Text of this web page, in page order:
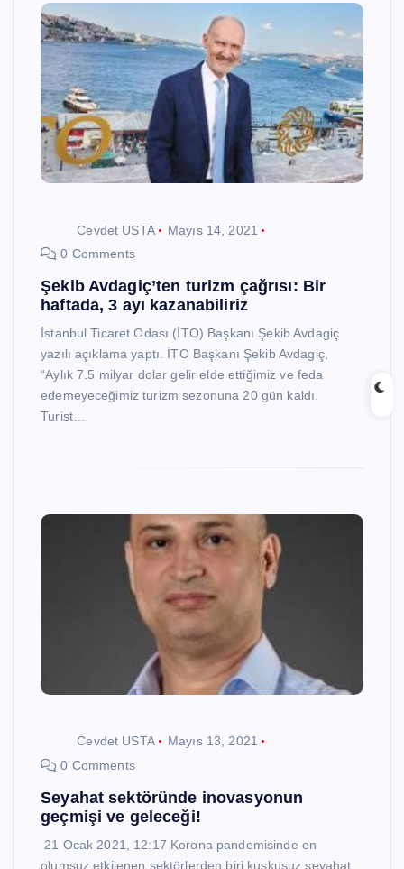
Cevdet USTA
Mayıs 14, 2021
0 Comments
Şekib Avdagiç’ten turizm çağrısı: Bir
haftada, 3 ayı kazanabiliriz
İstanbul Ticaret Odası (İTO) Başkanı Şekib Avdagiç
yazılı açıklama yaptı. İTO Başkanı Şekib Avdagiç,
“Aylık 7.5 milyar dolar gelir elde ettiğimiz ve feda
edemeyeceğimiz turizm sezonuna 20 gün kaldı.
Turist…
Cevdet USTA
Mayıs 13, 2021
0 Comments
Seyahat sektöründe inovasyonun
geçmişi ve geleceği!
21 Ocak 2021, 12:17 Korona pandemisinde en
olumsuz etkilenen sektörlerden biri kuşkusuz seyahat